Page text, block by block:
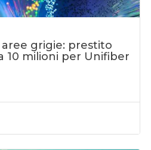
grigie: prestito
10 milioni per Unifiber